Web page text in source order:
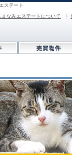
ステート
まなみエステートについて